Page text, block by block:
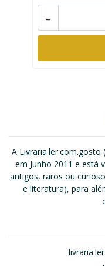
-
A
em Junho 2011 e está
antigos, raros ou
e literatura), para